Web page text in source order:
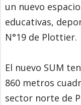
un nuevo
educativas,
N°19 de Plottier.
El nuevo SUM
860 metros
sector norte de